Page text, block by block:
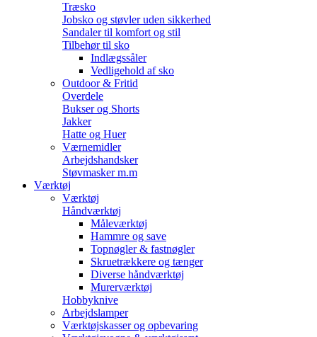
Træsko
Jobsko og støvler uden sikkerhed
Sandaler til komfort og stil
Tilbehør til sko
Indlægssåler
Vedligehold af sko
Outdoor & Fritid
Overdele
Bukser og Shorts
Jakker
Hatte og Huer
Værnemidler
Arbejdshandsker
Støvmasker m.m
Værktøj
Værktøj
Håndværktøj
Måleværktøj
Hammre og save
Topnøgler & fastnøgler
Skruetrækkere og tænger
Diverse håndværktøj
Murerværktøj
Hobbyknive
Arbejdslamper
Værktøjskasser og opbevaring